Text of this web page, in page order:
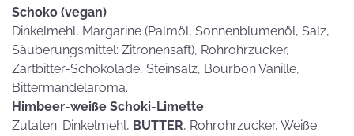
Schoko (vegan)
Dinkelmehl, Margarine (Palmöl, Sonnenblumenöl, Salz,
Säuberungsmittel: Zitronensaft), Rohrohrzucker,
Zartbitter-Schokolade, Steinsalz, Bourbon Vanille,
Bittermandelaroma.
Himbeer-weiße Schoki-Limette
Zutaten: Dinkelmehl, BUTTER, Rohrohrzucker, Weiße